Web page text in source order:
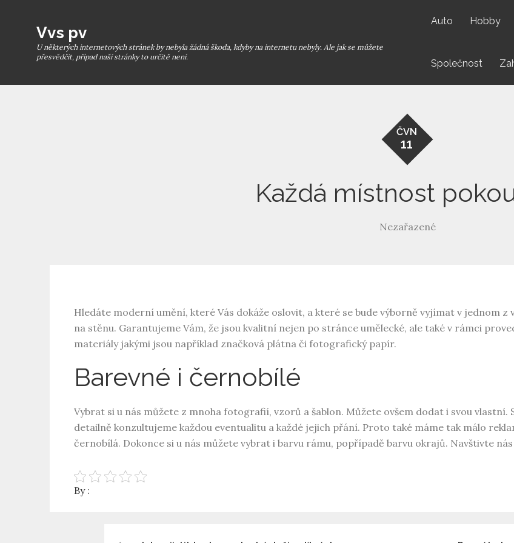
Vvs pv
U některých internetových stránek by nebyla žádná škoda, kdyby na internetu nebyly. Ale jak se můžete
přesvědčit, případ naší stránky to určitě není.
Auto Hobby
Společnost
ČVN
11
Každá místnost
Nezařazené
Hledáte moderní umění, které Vás dokáže oslovit, a které se bude výborně vyjímat v jednom z
na stěnu. Garantujeme Vám, že jsou kvalitní nejen po stránce umělecké, ale také v rámci
materiály jakými jsou například značková plátna či fotografický papír.
Barevné i černobílé
Vybrat si u nás můžete z mnoha fotografií, vzorů a šablon. Můžete ovšem dodat i svou vlastní.
detailně konzultujeme každou eventualitu a každé jejich přání. Proto také máme tak málo
černobílá. Dokonce si u nás můžete vybrat i barvu rámu, popřípadě barvu okrajů. Navštivte
By :